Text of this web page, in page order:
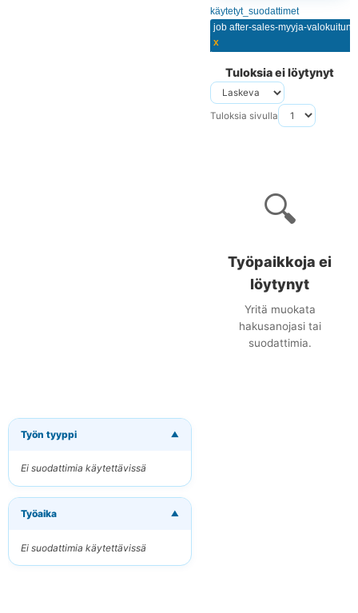
käytetyt_suodattimet
job after-sales-myyja-
x
Tuloksia ei löytynyt
Tuloksia sivulla
🔍
Työpaikkoja ei
löytynyt
Yritä muokata
hakusanojasi tai
suodattimia.
Työn tyyppi ▼
Ei suodattimia käytettävissä
Työaika ▼
Ei suodattimia käytettävissä